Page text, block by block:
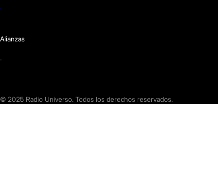
Alianzas
© 2025 Radio Universo. Todos los derechos reservados.